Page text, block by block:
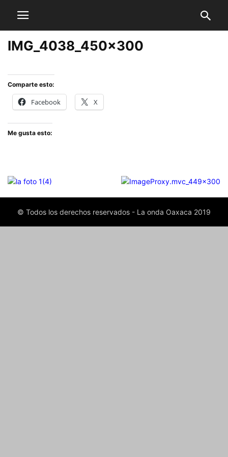
IMG_4038_450x300
Comparte esto:
Facebook X
Me gusta esto:
© Todos los derechos reservados - La onda Oaxaca 2019